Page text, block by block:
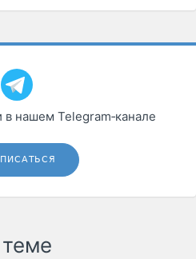
в нашем Telegram‑канале